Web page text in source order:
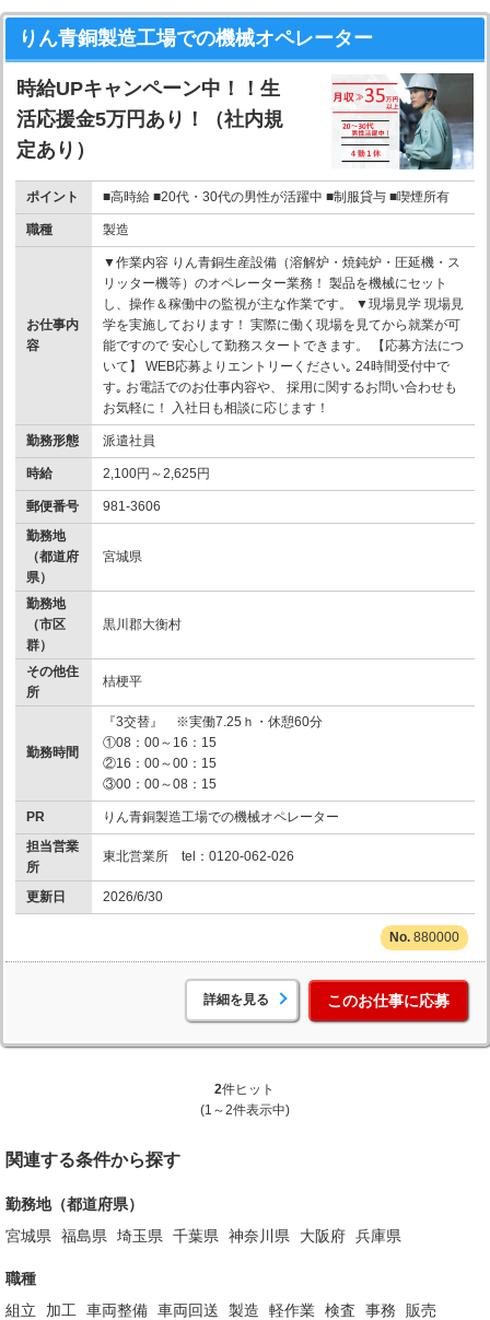
りん青銅製造工場での機械オペレーター
時給UPキャンペーン中！！生
活応援金5万円あり！（社内規
定あり）
ポイント ■高時給 ■20代・30代の男性が活躍中 ■制服貸与 ■喫煙所有
職種 製造
お仕事内
容
▼作業内容 りん青銅生産設備（溶解炉・焼鈍炉・圧延機・ス
リッター機等）のオペレーター業務！ 製品を機械にセット
し、操作＆稼働中の監視が主な作業です。 ▼現場見学 現場見
学を実施しております！ 実際に働く現場を見てから就業が可
能ですので 安心して勤務スタートできます。 【応募方法につ
いて】 WEB応募よりエントリーください｡ 24時間受付中で
す｡ お電話でのお仕事内容や、 採用に関するお問い合わせも
お気軽に！ 入社日も相談に応じます！
勤務形態 派遣社員
時給 2,100円～2,625円
郵便番号
981-3606
勤務地
（都道府
県）
宮城県
勤務地
（市区
群）
黒川郡大衡村
その他住
所
桔梗平
勤務時間
『3交替』 ※実働7.25ｈ・休憩60分
①08：00～16：15
②16：00～00：15
③00：00～08：15
PR
りん青銅製造工場での機械オペレーター
担当営業
所
東北営業所 tel：0120-062-026
更新日 2026/6/30
880000
詳細を見る このお仕事に応募
2件ヒット
(1～2件表示中)
関連する条件から探す
勤務地（都道府県）
宮城県
福島県 埼玉県 千葉県 神奈川県 大阪府 兵庫県
職種
組立
加工 車両整備 車両回送 製造 軽作業 検査 事務
販売